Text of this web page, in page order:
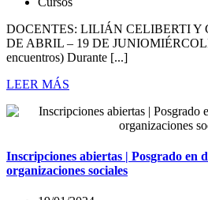
DOCENTES: LILIÁN CELIBERTI
DE ABRIL – 19 DE
encuentros) Durante [...]
LEER MÁS
Inscripciones abiertas | Posgrado en
organizaciones sociales